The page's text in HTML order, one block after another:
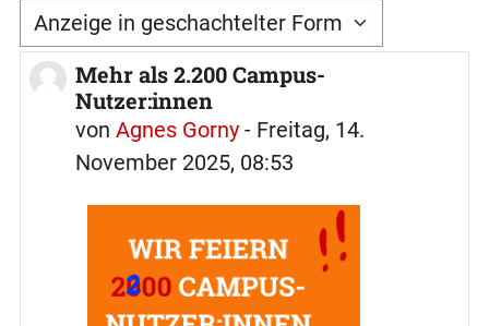
Anzeigemodus
Mehr als 2.200 Campus-
Nutzer:innen
von Agnes Gorny- Freitag, 14.
November 2025, 08:53
Anzahl Antworten: 0